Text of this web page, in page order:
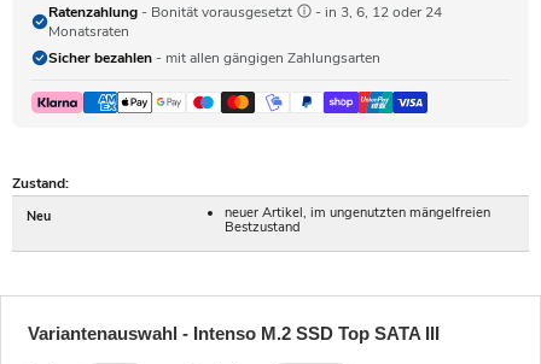
Ratenzahlung - Bonität vorausgesetzt
- in 3, 6, 12 oder 24
Monatsraten
Sicher bezahlen - mit allen gängigen Zahlungsarten
Zustand:
Neu
neuer Artikel, im ungenutzten mängelfreien
Bestzustand
Variantenauswahl - Intenso M.2 SSD Top SATA III